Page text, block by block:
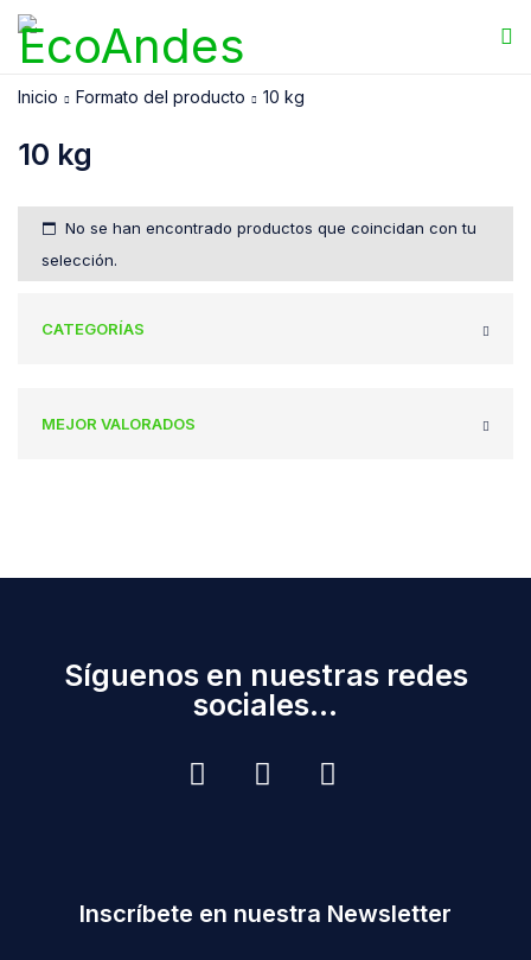
10 kg
Inicio Formato del producto 10 kg
No se han encontrado productos que coincidan con tu
selección.
CATEGORÍAS
MEJOR VALORADOS
Síguenos en nuestras redes
sociales...
Inscríbete en nuestra Newsletter